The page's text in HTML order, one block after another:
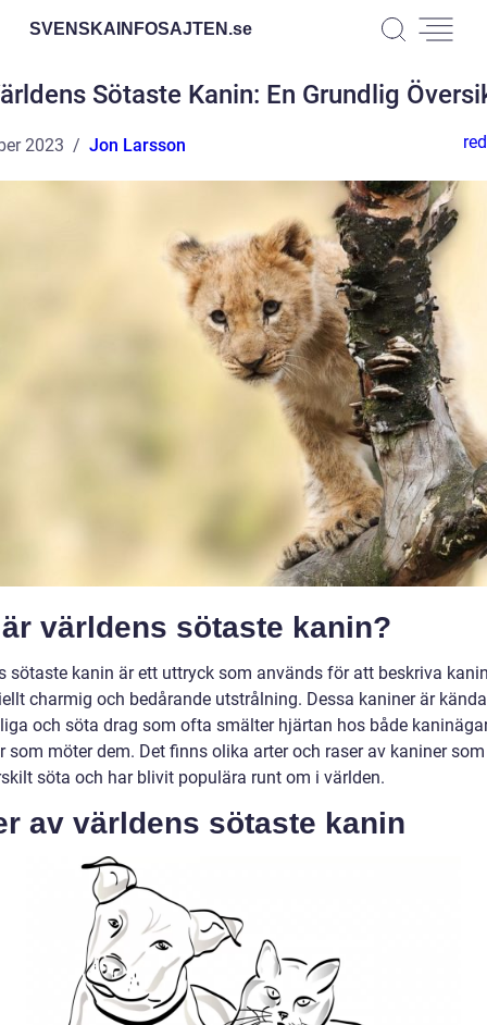
SVENSKAINFOSAJTEN.se
Sötaste Kanin: En Grundlig
2023 Jon Larsson
världens sötaste kanin?
sötaste kanin är ett uttryck som används för att beskriva
charmig och bedårande utstrålning. Dessa kaniner är
och söta drag som ofta smälter hjärtan hos både
som möter dem. Det finns olika arter och raser av kaniner
söta och har blivit populära runt om i världen.
av världens sötaste kanin